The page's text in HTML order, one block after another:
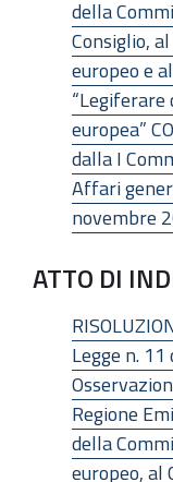
della
Consiglio,
europeo e
europea”
dalla I
Affari
novembre
ATTO DI
Legge n.
Regione
della
europeo, al